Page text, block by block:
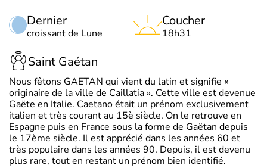
Dernier
croissant de Lune
Coucher
18h31
Saint Gaétan
Nous fêtons GAETAN qui vient du latin et signifie «
originaire de la ville de Caillatia ». Cette ville est devenue
Gaëte en Italie. Caetano était un prénom exclusivement
italien et très courant au 15è siècle. On le retrouve en
Espagne puis en France sous la forme de Gaëtan depuis
le 17ème siècle. Il est apprécié dans les années 60 et
très populaire dans les années 90. Depuis, il est devenu
plus rare, tout en restant un prénom bien identifié.